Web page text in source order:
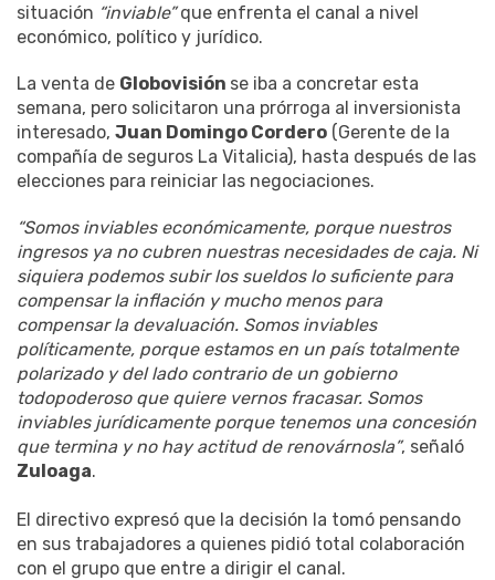
situación “inviable”que enfrenta el canal a nivel
económico, político y jurídico.
La venta de Globovisión se iba a concretar esta
semana, pero solicitaron una prórroga al inversionista
interesado, Juan Domingo Cordero (Gerente de la
compañía de seguros La Vitalicia), hasta después de las
elecciones para reiniciar las negociaciones.
“Somos inviables económicamente, porque nuestros
ingresos ya no cubren nuestras necesidades de caja. Ni
siquiera podemos subir los sueldos lo suficiente para
compensar la inflación y mucho menos para
compensar la devaluación. Somos inviables
políticamente, porque estamos en un país totalmente
polarizado y del lado contrario de un gobierno
todopoderoso que quiere vernos fracasar. Somos
inviables jurídicamente porque tenemos una concesión
que termina y no hay actitud de renovárnosla”, señaló
Zuloaga.
El directivo expresó que la decisión la tomó pensando
en sus trabajadores a quienes pidió total colaboración
con el grupo que entre a dirigir el canal.